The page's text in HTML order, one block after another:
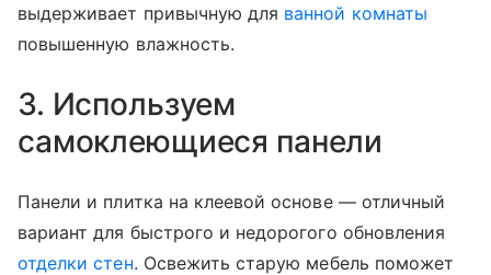
выдерживает привычную для ванной комнаты
повышенную влажность.
3. Используем
самоклеющиеся панели
Панели и плитка на клеевой основе — отличный
вариант для быстрого и недорогого обновления
отделки стен. Освежить старую мебель поможет